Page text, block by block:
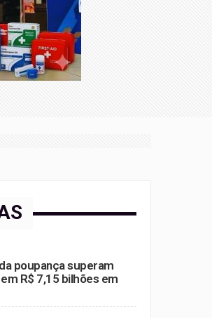
poupança superam
R$ 7,15 bilhões em